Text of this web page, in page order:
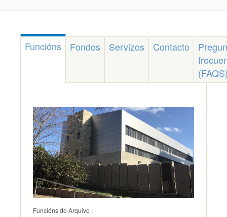
Funcións Fondos Servizos Contacto
Funcións do Arquivo :